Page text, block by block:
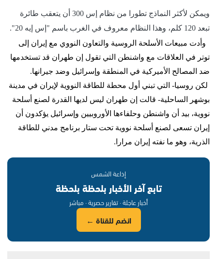
ويمكن لأكثر النماذج تطورا من نظام إس 300 أن يتعقب طائرة
تبعد 120 كلم، وهذا النظام معروف في الغرب باسم "إس إيه 20".
وأدت مبيعات الأسلحة الروسية والتعاون النووي مع إيران إلى
توتر في العلاقات مع واشنطن التي تقول إن طهران قد تستخدمها
ضد المصالح الأميركية في المنطقة وإسرائيل وضد جيرانها.
لكن روسيا- التي تبني أول محطة للطاقة النووية لإيران في مدينة
بوشهر الساحلية- قالت إن طهران ليس لديها القدرة لصنع أسلحة
نووية، بيد أن واشنطن وحلفاءها الأوروبيين وإسرائيل يؤكدون أن
إيران تسعى لصنع أسلحة نووية تحت ستار برنامج مدني للطاقة
الذرية، وهو ما نفته إيران مرارا.
إذاعة الشمس
تابع آخر الأخبار بلحظة بلحظة
أخبار عاجلة · تقارير حصرية · مباشر
انضم للقناة ←